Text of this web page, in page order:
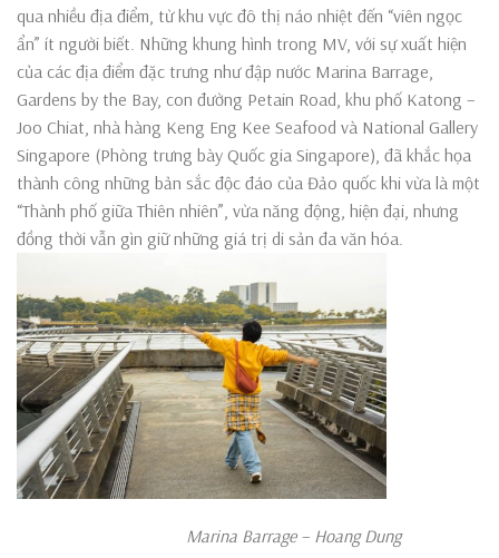
qua nhiều địa điểm, từ khu vực đô thị náo nhiệt đến “viên ngọc
ẩn” ít người biết. Những khung hình trong MV, với sự xuất hiện
của các địa điểm đặc trưng như đập nước Marina Barrage,
Gardens by the Bay, con đường Petain Road, khu phố Katong –
Joo Chiat, nhà hàng Keng Eng Kee Seafood và National Gallery
Singapore (Phòng trưng bày Quốc gia Singapore), đã khắc họa
thành công những bản sắc độc đáo của Đảo quốc khi vừa là một
“Thành phố giữa Thiên nhiên”, vừa năng động, hiện đại, nhưng
đồng thời vẫn gìn giữ những giá trị di sản đa văn hóa.
Marina Barrage – Hoang Dung